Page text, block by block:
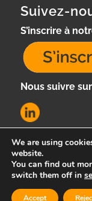
Suivez-
S’inscrire à
Nous suivre
We are using
website.
You can find out
switch them off in
Accept